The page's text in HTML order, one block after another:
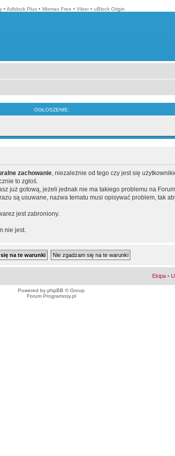
• Adblock Plus • Mixmax Free • Viber • uBlock Origin
OGŁOSZENIE:
zachowanie, niezależnie od tego czy jest się
to zgłoś.
już gotową, jeżeli jednak nie ma takiego problemu na
są usuwane, nazwa tematu musi opisywać problem, tak
jest zabroniony.
nie jest.
Ekipa •
Powered by phpBB © Group
Forum Programosy.pl